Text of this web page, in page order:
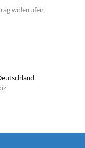
widerrufen